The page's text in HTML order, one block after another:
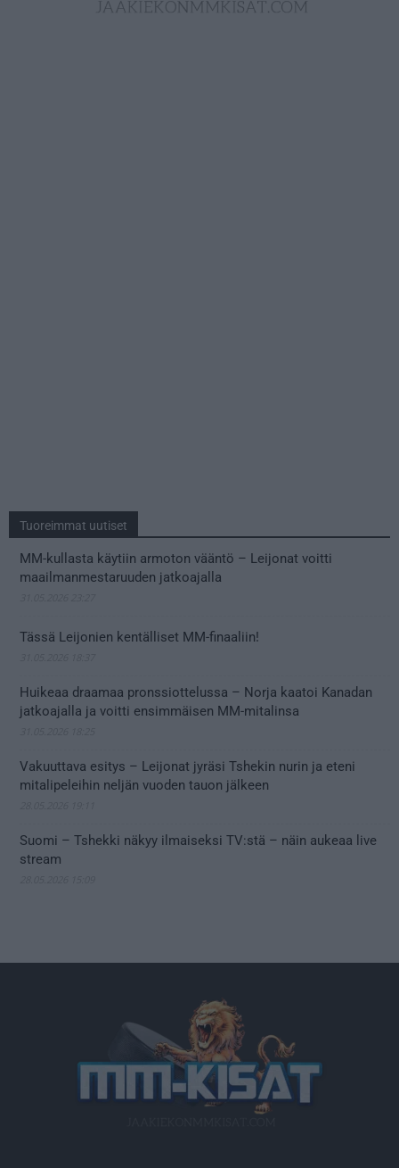
Tuoreimmat uutiset
MM-kullasta käytiin armoton vääntö – Leijonat voitti
maailmanmestaruuden jatkoajalla
Tässä Leijonien kentälliset MM-finaaliin!
Huikeaa draamaa pronssiottelussa – Norja kaatoi Kanadan
jatkoajalla ja voitti ensimmäisen MM-mitalinsa
Vakuuttava esitys – Leijonat jyräsi Tshekin nurin ja eteni
mitalipeleihin neljän vuoden tauon jälkeen
Suomi – Tshekki näkyy ilmaiseksi TV:stä – näin aukeaa live
stream